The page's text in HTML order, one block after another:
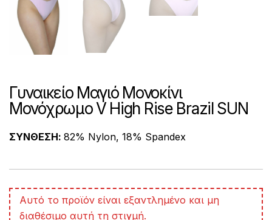
Γυναικείο Μαγιό Μονοκίνι
Μονόχρωμο V High Rise Brazil SUN
ΣΥΝΘΕΣΗ: 82% Nylon, 18% Spandex
Αυτό το προϊόν είναι εξαντλημένο και μη
διαθέσιμο αυτή τη στιγμή.